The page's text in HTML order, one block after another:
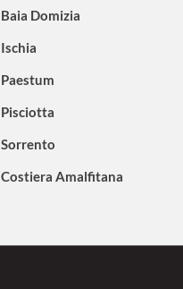
Baia Domizia
Ischia
Paestum
Pisciotta
Sorrento
Costiera Amalfitana